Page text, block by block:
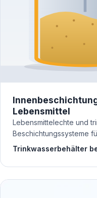
Lebensmittel
Lebensmittelechte und
Beschichtungssysteme
Trinkwasserbehälter